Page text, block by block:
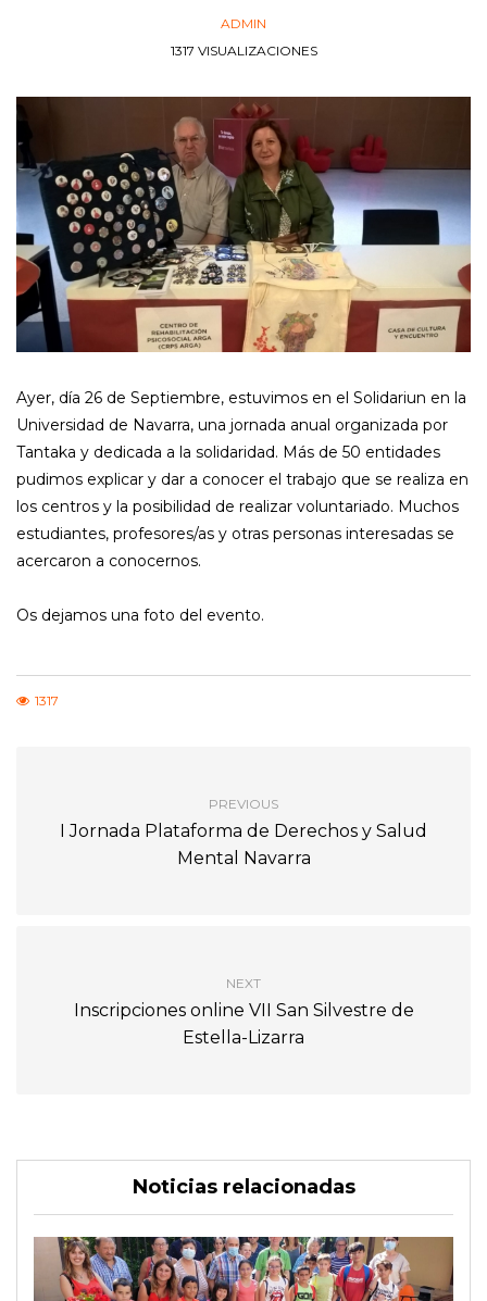
ADMIN
1317 VISUALIZACIONES
Ayer, día 26 de Septiembre, estuvimos en el Solidariun en la
Universidad de Navarra, una jornada anual organizada por
Tantaka y dedicada a la solidaridad. Más de 50 entidades
pudimos explicar y dar a conocer el trabajo que se realiza en
los centros y la posibilidad de realizar voluntariado. Muchos
estudiantes, profesores/as y otras personas interesadas se
acercaron a conocernos.
Os dejamos una foto del evento.
1317
PREVIOUS
I Jornada Plataforma de Derechos y Salud
Mental Navarra
NEXT
Inscripciones online VII San Silvestre de
Estella-Lizarra
Noticias relacionadas